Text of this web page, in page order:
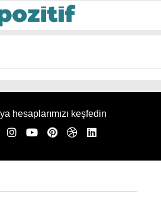
hesaplarımızı keşfedin